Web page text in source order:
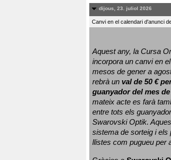
dijous, 23. juliol 2026
Canvi en el calendari d'anunci
Aquest any, la Cursa
incorpora un canvi en
mesos de gener a
rebrà un val de 50 €
guanyador del mes
mateix acte es farà
entre tots els
Swarovski Optik.
sistema de sorteig i els
llistes com pugueu per